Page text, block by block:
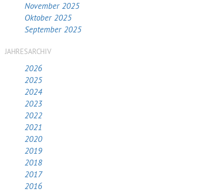
November 2025
Oktober 2025
September 2025
JAHRESARCHIV
2026
2025
2024
2023
2022
2021
2020
2019
2018
2017
2016